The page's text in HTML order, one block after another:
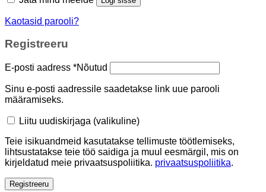
Kaotasid parooli?
Registreeru
E-posti aadress *Nõutud
Sinu e-posti aadressile saadetakse link uue parooli
määramiseks.
Liitu uudiskirjaga (valikuline)
Teie isikuandmeid kasutatakse tellimuste töötlemiseks,
lihtsustatakse teie töö saidiga ja muul eesmärgil, mis on
kirjeldatud meie privaatsuspoliitika. privaatsuspoliitika.
Registreeru